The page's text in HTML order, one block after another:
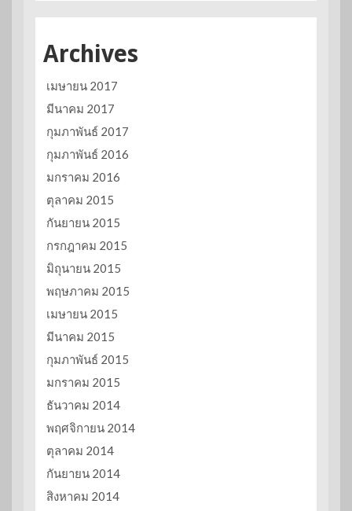
Archives
เมษายน 2017
มีนาคม 2017
กุมภาพันธ์ 2017
กุมภาพันธ์ 2016
มกราคม 2016
ตุลาคม 2015
กันยายน 2015
กรกฎาคม 2015
มิถุนายน 2015
พฤษภาคม 2015
เมษายน 2015
มีนาคม 2015
กุมภาพันธ์ 2015
มกราคม 2015
ธันวาคม 2014
พฤศจิกายน 2014
ตุลาคม 2014
กันยายน 2014
สิงหาคม 2014